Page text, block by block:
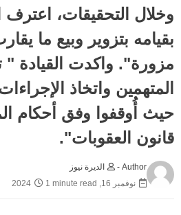
وخلال التحقيقات، اعترف
مزورة". واكدت القيادة "
المتهمين واتخاذ
قانون العقوبات".
Author -
الديرة نيوز
نوفمبر 16, 2024
1 minute read